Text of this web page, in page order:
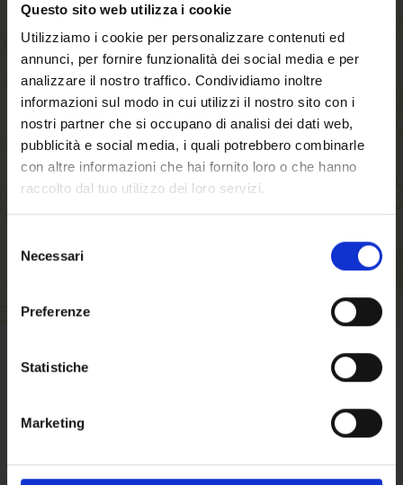
website. Are you of
legal drinking age?
Questo sito web utilizza i cookie
Utilizziamo i cookie per personalizzare contenuti ed
annunci, per fornire funzionalità dei social media e per
analizzare il nostro traffico. Condividiamo inoltre
informazioni sul modo in cui utilizzi il nostro sito con i
nostri partner che si occupano di analisi dei dati web,
pubblicità e social media, i quali potrebbero combinarle
con altre informazioni che hai fornito loro o che hanno
raccolto dal tuo utilizzo dei loro servizi.
delNecessari
Preferenze
Statistiche
Marketing
NEW CUSTOMERS
By creating an account with our store, you will
be able to move through the checkout process
faster, store multiple shipping addresses, view
and track your orders in your account and more.
Click hereto find out terms and conditions